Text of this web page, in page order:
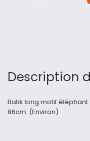
Description
Batik long motif
86cm. (Environ)